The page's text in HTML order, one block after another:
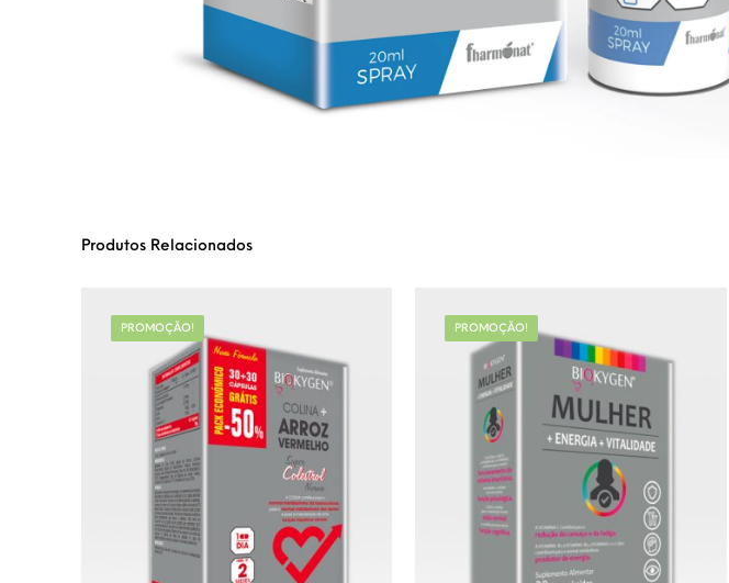
Produtos Relacionados
PROMOÇÃO! PROMOÇÃO!